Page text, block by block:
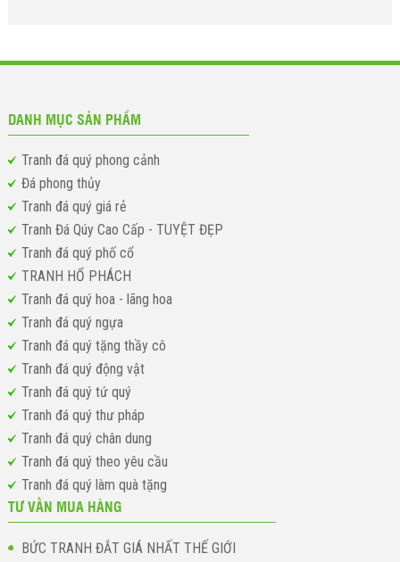
DANH MỤC SẢN PHẨM
Tranh đá quý phong cảnh
Đá phong thủy
Tranh đá quý giá rẻ
Tranh Đá Qúy Cao Cấp - TUYỆT ĐẸP
Tranh đá quý phố cổ
TRANH HỔ PHÁCH
Tranh đá quý hoa - lãng hoa
Tranh đá quý ngựa
Tranh đá quý tặng thầy cô
Tranh đá quý động vật
Tranh đá quý tứ quý
Tranh đá quý thư pháp
Tranh đá quý chân dung
Tranh đá quý theo yêu cầu
Tranh đá quý làm quà tặng
TƯ VẤN MUA HÀNG
BỨC TRANH ĐẮT GIÁ NHẤT THẾ GIỚI